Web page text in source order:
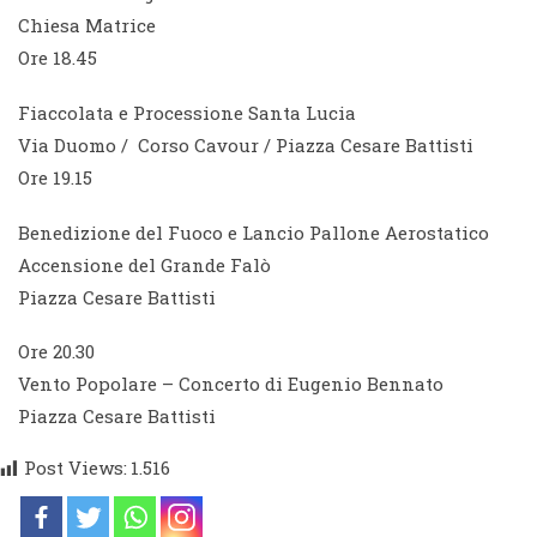
Chiesa Matrice
Ore 18.45
Fiaccolata e Processione Santa Lucia
Via Duomo / Corso Cavour / Piazza Cesare Battisti
Ore 19.15
Benedizione del Fuoco e Lancio Pallone Aerostatico
Accensione del Grande Falò
Piazza Cesare Battisti
Ore 20.30
Vento Popolare – Concerto di Eugenio Bennato
Piazza Cesare Battisti
Post Views: 1.516